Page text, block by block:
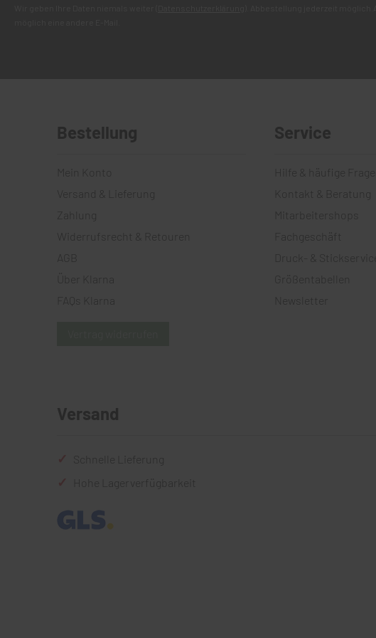
Bestellung
Versand & Lieferung
Zahlung
Widerrufsrecht & Retouren
AGB
FAQs Klarna
Service
Hilfe & häufige Fragen
Kontakt & Beratung
Fachgeschäft
Druck- & Stickservice
Größentabellen
Newsletter
Versand
Schnelle Lieferung
Hohe Lagerverfügbarkeit